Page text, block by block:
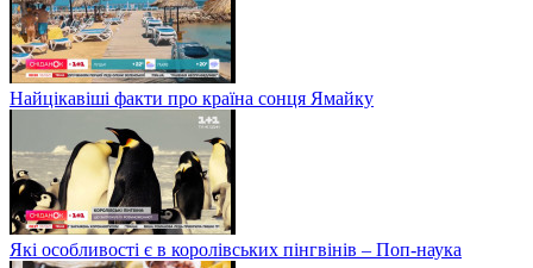
Найцікавіші факти про країна сонця Ямайку
Які особливості є в королівських пінгвінів – Поп-наука